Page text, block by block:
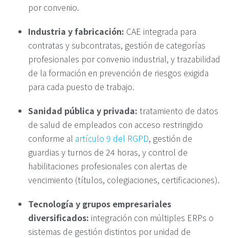
por convenio.
Industria y fabricación: CAE integrada para
contratas y subcontratas, gestión de categorías
profesionales por convenio industrial, y trazabilidad
de la formación en prevención de riesgos exigida
para cada puesto de trabajo.
Sanidad pública y privada: tratamiento de datos
de salud de empleados con acceso restringido
conforme al artículo 9 del RGPD, gestión de
guardias y turnos de 24 horas, y control de
habilitaciones profesionales con alertas de
vencimiento (títulos, colegiaciones, certificaciones).
Tecnología y grupos empresariales
diversificados: integración con múltiples ERPs o
sistemas de gestión distintos por unidad de